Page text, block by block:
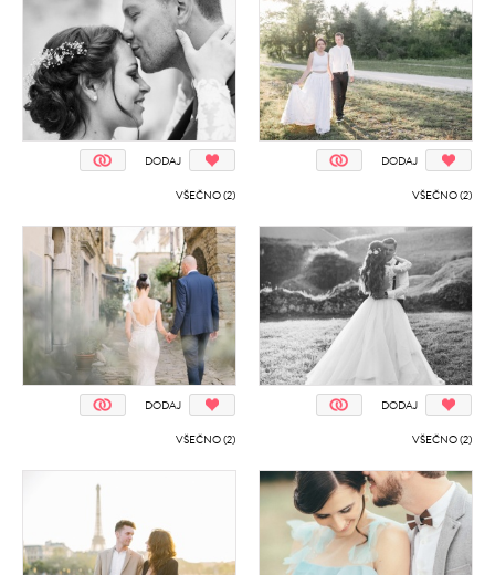
DODAJ
VŠEČNO (2)
DODAJ
VŠEČNO (2)
DODAJ
VŠEČNO (2)
DODAJ
VŠEČNO (2)